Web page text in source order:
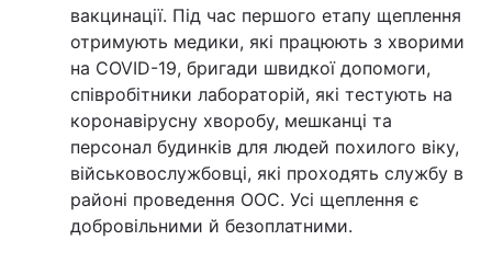
вакцинації. Під час першого етапу щеплення
отримують медики, які працюють з хворими
на COVID-19, бригади швидкої допомоги,
співробітники лабораторій, які тестують на
коронавірусну хворобу, мешканці та
персонал будинків для людей похилого віку,
військовослужбовці, які проходять службу в
районі проведення ООС. Усі щеплення є
добровільними й безоплатними.